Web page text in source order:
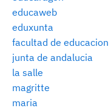
educaweb
eduxunta
facultad de educacion
junta de andalucia
la salle
magritte
maria